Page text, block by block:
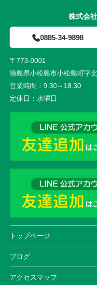
株式会
0885-34-9898
〒773-0001
徳島県小松島市小松島町字
営業時間： 9:30～18:30
定休日： 水曜日
トップページ
ブログ
アクセスマップ